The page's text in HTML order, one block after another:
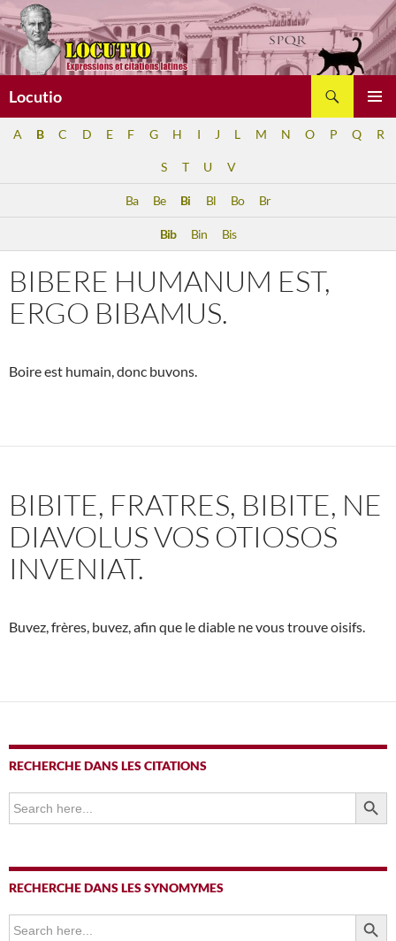
Aller
au
contenu
Locutio
A B C D E F G H I J L M N O P Q R
S T U V
Ba Be Bi Bl Bo Br
Bib Bin Bis
BIBERE HUMANUM EST,
ERGO BIBAMUS.
Boire est humain, donc buvons.
BIBITE, FRATRES, BIBITE, NE
DIAVOLUS VOS OTIOSOS
INVENIAT.
Buvez, frères, buvez, afin que le diable ne vous trouve oisifs.
RECHERCHE DANS LES CITATIONS
Search
for:
SEARCH
RECHERCHE DANS LES SYNOMYMES
Search
for:
SEARCH